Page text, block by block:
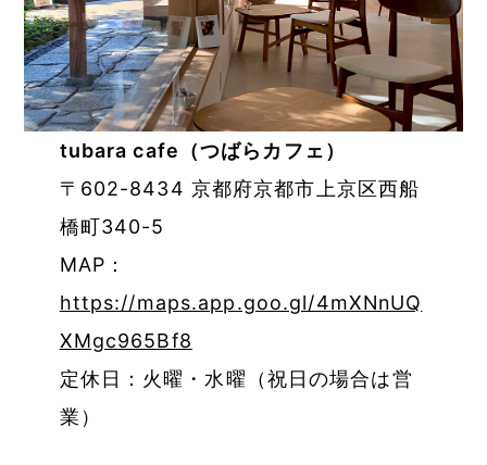
tubara cafe（つばらカフェ）
〒602-8434 京都府京都市上京区西船
橋町340-5
MAP：
https://maps.app.goo.gl/4mXNnUQ
XMgc965Bf8
定休日：火曜・水曜（祝日の場合は営
業）